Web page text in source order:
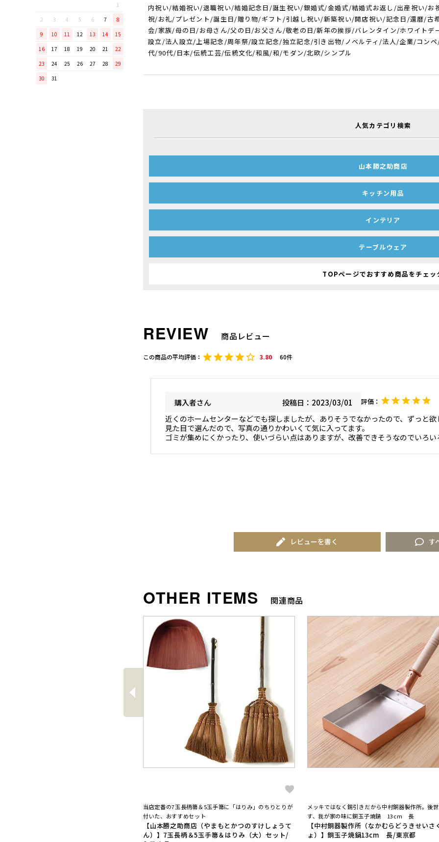
調理から盛り付けまでこなす
「寿 菜箸」は、とても優秀
作所のペティナイフ「ゆり
ミニパンのお手入れ方法
ミニパン（大）で料理を楽し
1
2
3 4 5 6 7
8
9
10 11 12 13 14
15
16
17 18 19 20 21
22
23
24 25 26 27 28
29
30
31
内祝い/結婚祝い/退職祝い/結婚記念日/誕生祝い/銀婚式/金婚式/結婚式お返し/出産祝い/
祝/お礼/プレゼント/誕生日/贈り物/ギフト/引越し祝い/新築祝い/開店祝い/記念日/還暦/
会/家族/母の日/お母さん/父の日/お父さん/敬老の日/新年の挨拶/バレンタイン/ホワイト
設立/法人設立/上場記念/周年祭/設立記念/独立記念/引き出物/ノベルティ/法人/企業/コ
代/90代/日本/伝統工芸/伝統文化/和風/和/モダン/北欧/シンプル
人気カテゴリ検索
山本勝之助商店
キッチン用品
インテリア
テーブルウェア
TOPページでおすすめ商品をチェッ
商品レビュー
3.80 60
購入者 投稿日
2023/03/01
近くのホームセンターなどでも探しましたが、ありそうでなかったので、ずっと
見た目で選んだので、写真の通りかわいくて気に入ってます。
ゴミが集めにくかったり、使いづらい点はありますが、改善できそうなのでいろい
す
レビューを書く
関連商品
前
へ
当店定番の7玉長柄箒＆5玉手箒に「はりみ」のちりとりが
付いた、おすすめセット
【山本勝之助商店（やまもとかつのすけしょうて
ん）】7玉長柄＆5玉手箒＆はりみ（大）セット/
メッキではなく錫引きだから中村銅器製作所。後
す、我が家の味に銅玉子焼鍋 13cm 長
【中村銅器製作所（なかむらどうきせいさ
ょ）】銅玉子焼鍋13cm 長/東京都